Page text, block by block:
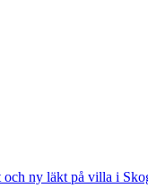
och ny läkt på villa i